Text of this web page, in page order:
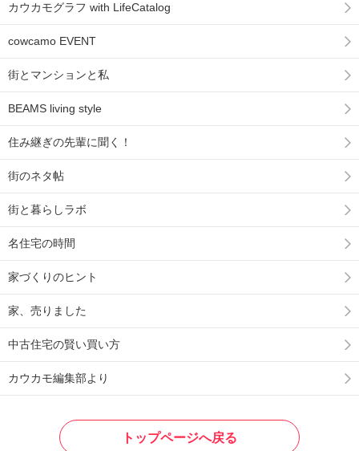
カウカモグラフ with LifeCatalog
cowcamo EVENT
街とマンションと私
BEAMS living style
住み継ぎの先輩に聞く！
街のネタ帖
街と暮らしラボ
名住宅の時間
家づくりのヒント
家、売りました
中古住宅の賢い買い方
カウカモ編集部より
トップページへ戻る